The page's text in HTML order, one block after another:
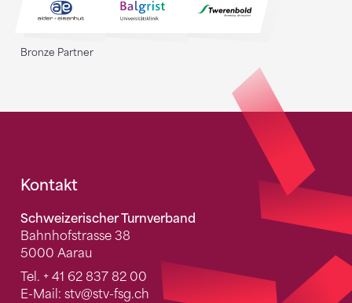
Bronze Partner
Fusszeile
Kontakt
Schweizerischer Turnverband
Bahnhofstrasse 38
5000 Aarau
Tel. + 41 62 837 82 00
E-Mail: stv@stv-fsg.ch